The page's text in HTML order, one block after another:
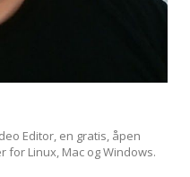
Editor, en gratis, åpen
Linux, Mac og Windows.